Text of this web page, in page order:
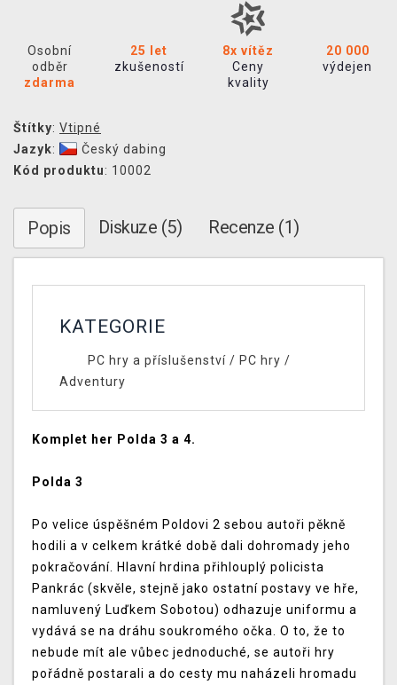
Osobní
odběr
zdarma
25 let
zkušeností
8x vítěz
Ceny
kvality
20 000
výdejen
Štítky: Vtipné
Jazyk:
Český dabing
Kód produktu: 10002
Popis Diskuze (5) Recenze (1)
KATEGORIE
PC hry a příslušenství/ PC hry /
Adventury
Komplet her Polda 3 a 4.
Polda 3
Po velice úspěšném Poldovi 2 sebou autoři pěkně
hodili a v celkem krátké době dali dohromady jeho
pokračování. Hlavní hrdina přihlouplý policista
Pankrác (skvěle, stejně jako ostatní postavy ve hře,
namluvený Luďkem Sobotou) odhazuje uniformu a
vydává se na dráhu soukromého očka. O to, že to
nebude mít ale vůbec jednoduché, se autoři hry
pořádně postarali a do cesty mu naházeli hromadu